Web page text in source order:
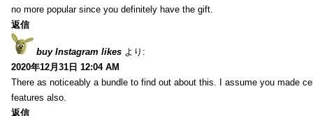
no more popular since you definitely have the gift.
返信
buy Instagram likes より:
2020年12月31日 12:04 AM
There as noticeably a bundle to find out about this. I assume you made
features also.
返信